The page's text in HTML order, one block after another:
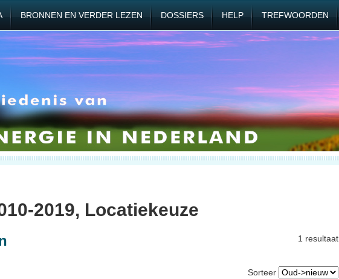
BRONNEN EN VERDER LEZEN DOSSIERS HELP TREFWOORDEN
2019, Locatiekeuze
1 resultaat
Sorteer